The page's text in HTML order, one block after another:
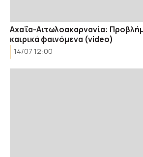
Αχαΐα-Αιτωλοακαρνανία:
καιρικά φαινόμενα (video)
14/07 12:00